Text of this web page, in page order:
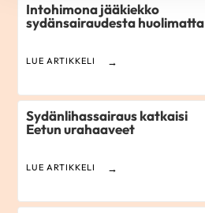
Intohimona jääkiekko
sydänsairaudesta huolimatta
LUE ARTIKKELI
Sydänlihassairaus katkaisi
Eetun urahaaveet
LUE ARTIKKELI